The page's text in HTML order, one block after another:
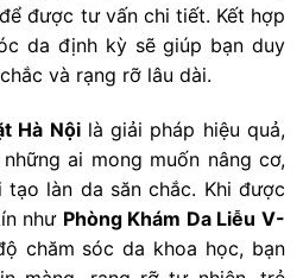
để được tư vấn chi tiết. Kết hợp
da định kỳ sẽ giúp bạn duy
và rạng rỡ lâu dài.
Hà Nộilà giải pháp hiệu quả,
ai mong muốn nâng cơ,
làn da săn chắc. Khi được
như Phòng Khám Da Liễu V-
chăm sóc da khoa học, bạn